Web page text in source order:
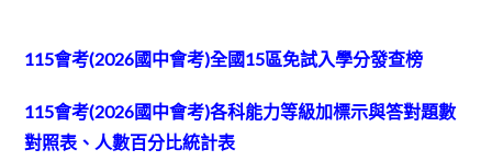
115會考(2026國中會考)全國15區免試入學分發查榜
115會考(2026國中會考)各科能力等級加標示與答對題數
對照表、人數百分比統計表